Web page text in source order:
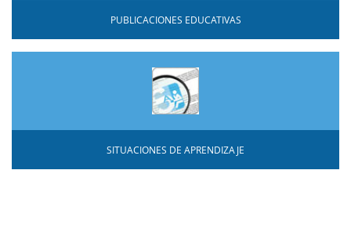
PUBLICACIONES EDUCATIVAS
SITUACIONES DE APRENDIZAJE